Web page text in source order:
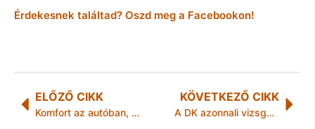
Érdekesnek találtad? Oszd meg a Facebookon!
ELŐZŐ CIKK
Komfort az autóban, utólagos ülésfűtéssel
KÖVETKEZŐ CIKK
A DK azonnali vizsgálatot és válaszokat követel a kormánytól a halálos áldozattal járó, M1-esen történt tömegbaleset ügyében